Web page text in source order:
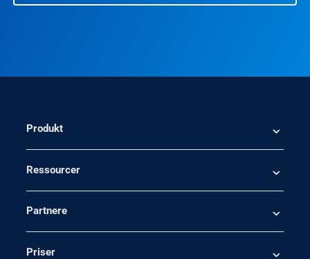
Produkt
Ressourcer
Partnere
Priser